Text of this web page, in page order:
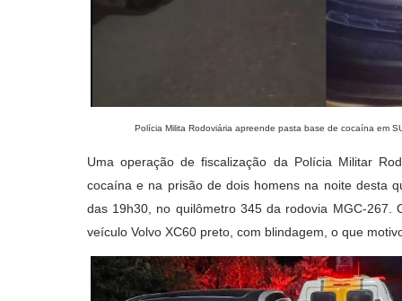
Polícia Milita Rodoviária apreende pasta base de cocaína em
Uma operação de fiscalização da Polícia Militar
cocaína e na prisão de dois homens na noite desta
das 19h30, no quilômetro 345 da rodovia MGC-267.
veículo Volvo XC60 preto, com blindagem, o que